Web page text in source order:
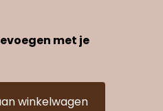
met je
winkelwagen